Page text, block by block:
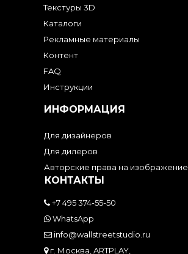
Текстуры 3D
Каталоги
Рекламные материалы
Контент
FAQ
Инструкции
ИНФОРМАЦИЯ
Для дизайнеров
Для дилеров
Авторские права на изображение
КОНТАКТЫ
+7 495 374-55-50
WhatsApp
info@wallstreetstudio.ru
г. Москва, ARTPLAY,